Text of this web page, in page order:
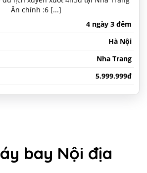
Ăn chính :6 [...]
4 ngày 3 đêm
Hà Nội
Nha Trang
5.999.999đ
bay Nội địa